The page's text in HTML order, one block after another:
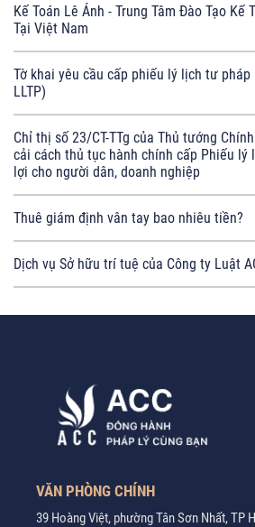
Kế Toán Lê Ánh - Trung Tâm Đào Tạo Kế
Tại Việt Nam
Tờ khai yêu cầu cấp phiếu lý lịch tư pháp
LLTP)
Chỉ thị số 23/CT-TTg của Thủ tướng
cải cách thủ tục hành chính cấp Phiếu
lợi cho người dân, doanh nghiệp
Thuê giám định vân tay bao nhiêu tiền?
Dịch vụ Sở hữu trí tuệ của Công ty Luật
VĂN PHÒNG CHÍNH
39 Hoàng Việt, phường Tân Sơn Nhất, TP